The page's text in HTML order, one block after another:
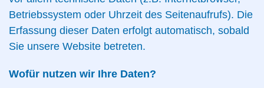
Betriebssystem oder Uhrzeit des Seitenaufrufs). Die
Erfassung dieser Daten erfolgt automatisch, sobald
Sie unsere Website betreten.
Wofür nutzen wir Ihre Daten?